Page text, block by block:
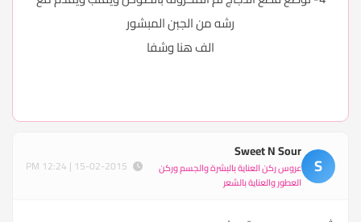
رشه من الجبن المبشور
الف هنا وشفا
S
Sweet N Sour
عروس ركن العناية بالبشرة والجسم وركن
العطور والعناية بالشعر